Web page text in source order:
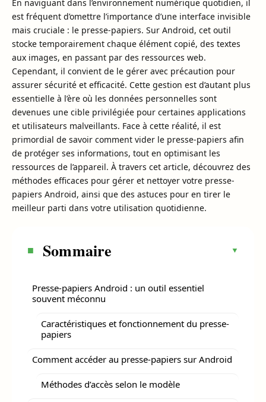
En naviguant dans l’environnement numérique quotidien, il
est fréquent d’omettre l’importance d’une interface invisible
mais cruciale : le presse-papiers. Sur Android, cet outil
stocke temporairement chaque élément copié, des textes
aux images, en passant par des ressources web.
Cependant, il convient de le gérer avec précaution pour
assurer sécurité et efficacité. Cette gestion est d’autant plus
essentielle à l’ère où les données personnelles sont
devenues une cible privilégiée pour certaines applications
et utilisateurs malveillants. Face à cette réalité, il est
primordial de savoir comment vider le presse-papiers afin
de protéger ses informations, tout en optimisant les
ressources de l’appareil. À travers cet article, découvrez des
méthodes efficaces pour gérer et nettoyer votre presse-
papiers Android, ainsi que des astuces pour en tirer le
meilleur parti dans votre utilisation quotidienne.
Sommaire
Presse-papiers Android : un outil essentiel
souvent méconnu
Caractéristiques et fonctionnement du presse-
papiers
Comment accéder au presse-papiers sur Android
Méthodes d’accès selon le modèle